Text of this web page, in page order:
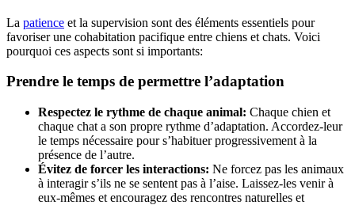
La patience et la supervision sont des éléments essentiels pour
favoriser une cohabitation pacifique entre chiens et chats. Voici
pourquoi ces aspects sont si importants:
Prendre le temps de permettre l’adaptation
Respectez le rythme de chaque animal: Chaque chien et
chaque chat a son propre rythme d’adaptation. Accordez-leur
le temps nécessaire pour s’habituer progressivement à la
présence de l’autre.
Évitez de forcer les interactions: Ne forcez pas les animaux
à interagir s’ils ne se sentent pas à l’aise. Laissez-les venir à
eux-mêmes et encouragez des rencontres naturelles et